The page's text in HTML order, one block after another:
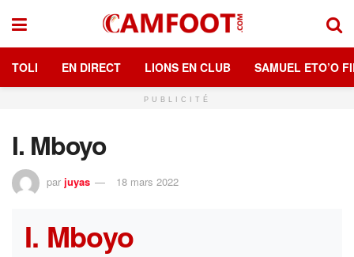
TOLI EN DIRECT LIONS EN CLUB SAMUEL ETO’O
PUBLICITÉ
I. Mboyo
par juyas 18 mars 2022
I. Mboyo